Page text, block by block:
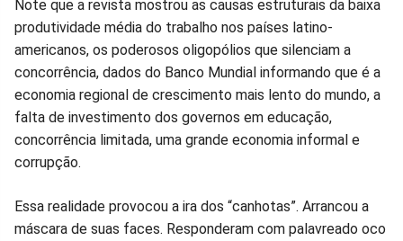
Note que a revista mostrou as causas estruturais da baixa
produtividade média do trabalho nos países latino-
americanos, os poderosos oligopólios que silenciam a
concorrência, dados do Banco Mundial informando que é a
economia regional de crescimento mais lento do mundo, a
falta de investimento dos governos em educação,
concorrência limitada, uma grande economia informal e
corrupção.
Essa realidade provocou a ira dos “canhotas”. Arrancou a
máscara de suas faces. Responderam com palavreado oco